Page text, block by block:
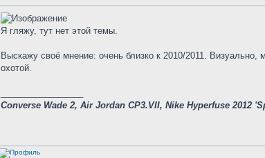
Я гляжу, тут нет этой темы.
Выскажу своё мнение: очень близко к 2010/2011.
охотой.
Converse Wade 2, Air Jordan CP3.VII, Nike Hyperfuse 2012